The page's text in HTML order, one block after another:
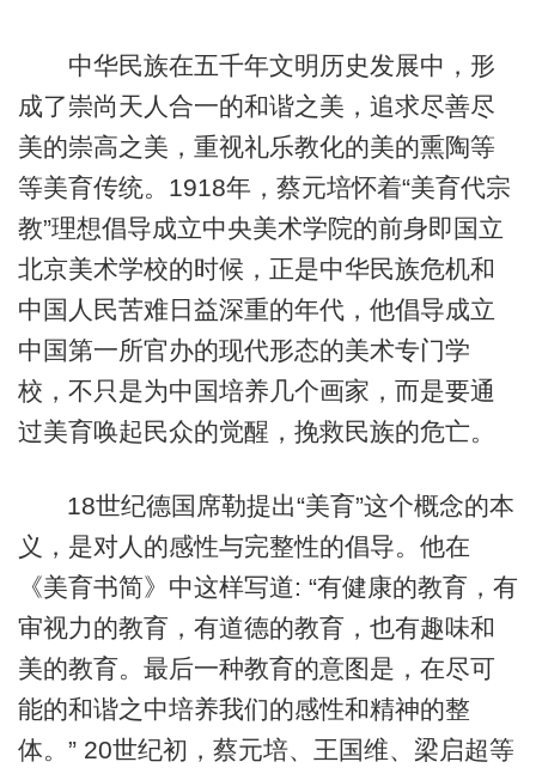
中华民族在五千年文明历史发展中，形
成了崇尚天人合一的和谐之美，追求尽善尽
美的崇高之美，重视礼乐教化的美的熏陶等
等美育传统。1918年，蔡元培怀着“美育代宗
教”理想倡导成立中央美术学院的前身即国立
北京美术学校的时候，正是中华民族危机和
中国人民苦难日益深重的年代，他倡导成立
中国第一所官办的现代形态的美术专门学
校，不只是为中国培养几个画家，而是要通
过美育唤起民众的觉醒，挽救民族的危亡。
18世纪德国席勒提出“美育”这个概念的本
义，是对人的感性与完整性的倡导。他在
《美育书简》中这样写道: “有健康的教育，有
审视力的教育，有道德的教育，也有趣味和
美的教育。最后一种教育的意图是，在尽可
能的和谐之中培养我们的感性和精神的整
体。” 20世纪初，蔡元培、王国维、梁启超等